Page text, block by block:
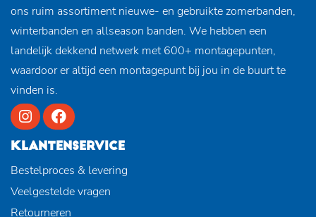
ons ruim assortiment nieuwe- en gebruikte zomerbanden,
winterbanden en allseason banden. We hebben een
landelijk dekkend netwerk met 600+ montagepunten,
waardoor er altijd een montagepunt bij jou in de buurt te
vinden is.
KLANTENSERVICE
Bestelproces & levering
Veelgestelde vragen
Retourneren